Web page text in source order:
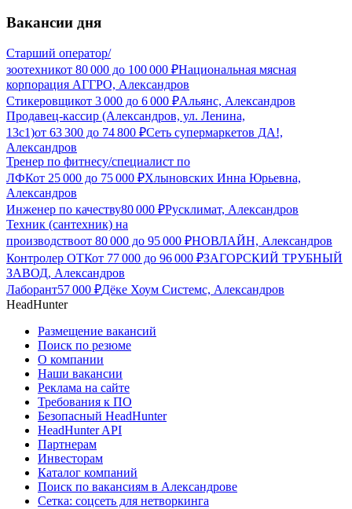
Вакансии дня
Старший оператор/
зоотехникот 80 000 до 100 000 ₽Национальная мясная
корпорация АГГРО, Александров
Стикеровщикот 3 000 до 6 000 ₽Альянс, Александров
Продавец-кассир (Александров, ул. Ленина,
13с1)от 63 300 до 74 800 ₽Сеть супермаркетов ДА!,
Александров
Тренер по фитнесу/специалист по
ЛФКот 25 000 до 75 000 ₽Хлыновских Инна Юрьевна,
Александров
Инженер по качеству80 000 ₽Русклимат, Александров
Техник (сантехник) на
производствоот 80 000 до 95 000 ₽НОВЛАЙН, Александров
Контролер ОТКот 77 000 до 96 000 ₽ЗАГОРСКИЙ ТРУБНЫЙ
ЗАВОД, Александров
Лаборант57 000 ₽Дёке Хоум Системс, Александров
HeadHunter
Размещение вакансий
Поиск по резюме
О компании
Наши вакансии
Реклама на сайте
Требования к ПО
Безопасный HeadHunter
HeadHunter API
Партнерам
Инвесторам
Каталог компаний
Поиск по вакансиям в Александрове
Сетка: соцсеть для нетворкинга